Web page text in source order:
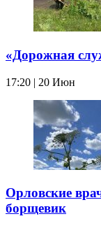
«Дорожная
17:20 | 20 Июн
Орловские
борщевик